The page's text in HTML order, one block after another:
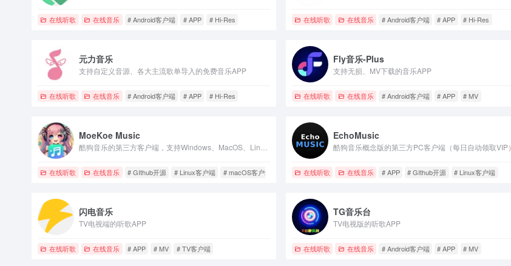
在线听歌 在线音乐 # Android客户端 # APP # Hi-Res 在线听歌 在线音乐 # Android客户端 # APP # Hi-Res
元力音乐
支持自定义音源、各大主流歌单导入的免费音乐APP
在线听歌 在线音乐 # Android客户端 # APP # Hi-Res
Fly音乐-Plus
支持无损、MV下载的音乐APP
在线听歌 在线音乐 # Android客户端 # APP # MV
MoeKoe Music
在线听歌 在线音乐 # GIthub开源 # Linux客户端 # macOS客户端
EchoMusic
酷狗音乐概念版的第三方PC客户端（每日自动领取VIP）
在线听歌 在线音乐 # APP # GIthub开源 # Linux客户端
闪电音乐
TV电视端的听歌APP
在线听歌 在线音乐 # APP # MV # TV客户端
TG音乐台
TV电视版的听歌APP
在线听歌 在线音乐 # Android客户端 # APP # MV